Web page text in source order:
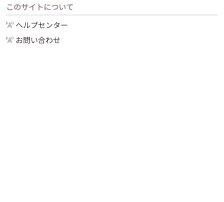
このサイトについて
ヘルプセンター
お問い合わせ